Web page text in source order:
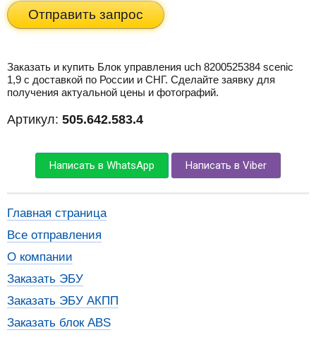
Отправить запрос
Заказать и купить Блок управления uch 8200525384 scenic
1,9 с доставкой по России и СНГ. Сделайте заявку для
получения актуальной цены и фотографий.
Артикул: 505.642.583.4
Написать в WhatsApp Написать в Viber
Главная страница
Все отправления
О компании
Заказать ЭБУ
Заказать ЭБУ АКПП
Заказать блок ABS